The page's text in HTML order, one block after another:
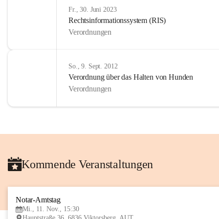
Fr., 30. Juni 2023
Rechtsinformationssystem (RIS)
Verordnungen
So., 9. Sept. 2012
Verordnung über das Halten von Hunden
Verordnungen
Kommende Veranstaltungen
Notar-Amtstag
Mi., 11. Nov., 15:30